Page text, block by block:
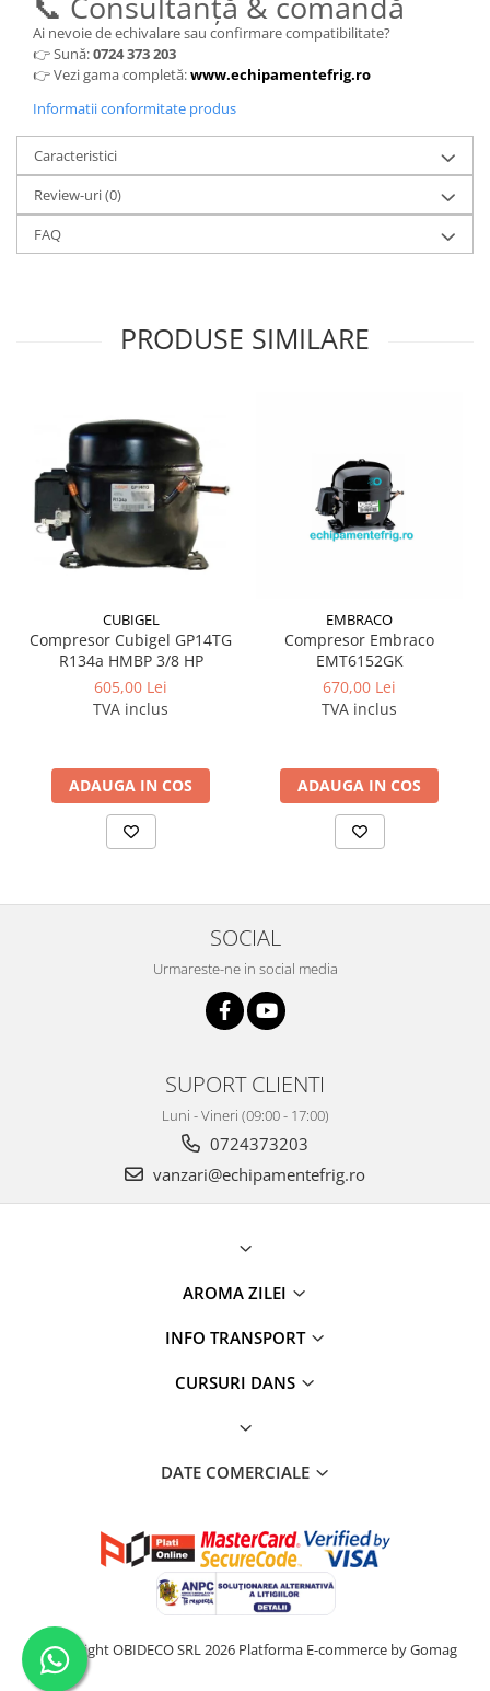
Ai nevoie de echivalare sau confirmare compatibilitate?
👉 Sună:0724 373 203
👉 Vezi gama completă:www.echipamentefrig.ro
Informatii conformitate produs
Caracteristici
Review-uri(0)
FAQ
PRODUSE SIMILARE
CUBIGEL
Compresor Cubigel GP14TG
R134a HMBP 3/8 HP
605,00 Lei
TVA inclus
ADAUGA IN COS
EMBRACO
Compresor Embraco
EMT6152GK
670,00 Lei
TVA inclus
ADAUGA IN COS
SOCIAL
Urmareste-ne in social media
SUPORT CLIENTI
Luni - Vineri (09:00 - 17:00)
0724373203
vanzari@echipamentefrig.ro
AROMA ZILEI
INFO TRANSPORT
CURSURI DANS
DATE COMERCIALE
©Copyright OBIDECO SRL 2026 Platforma E-commerce by Gomag